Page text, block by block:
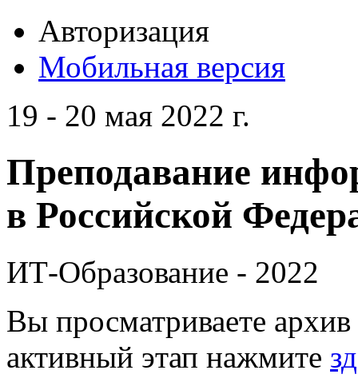
Авторизация
Мобильная версия
19 - 20 мая 2022 г.
Преподавание
в Российской
ИТ-Образование - 2022
Вы просматриваете
активный этап нажмите